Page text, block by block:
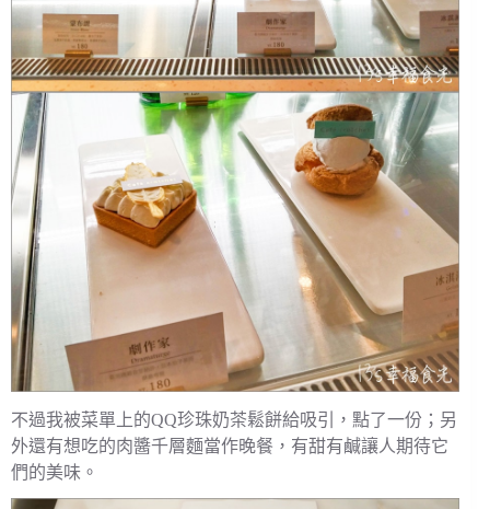
不過我被菜單上的QQ珍珠奶茶鬆餅給吸引，點了一份；另
外還有想吃的肉醬千層麵當作晚餐，有甜有鹹讓人期待它
們的美味。